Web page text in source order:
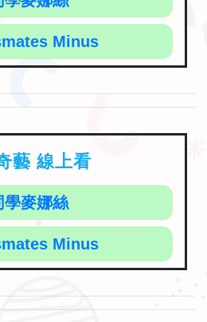
Minus
藝 線上看
學麥娜絲
Minus